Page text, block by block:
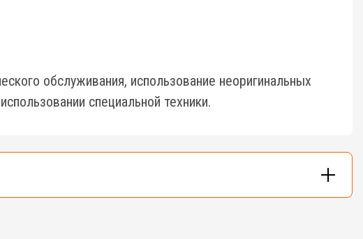
обслуживания, использование неоригинальных
специальной техники.